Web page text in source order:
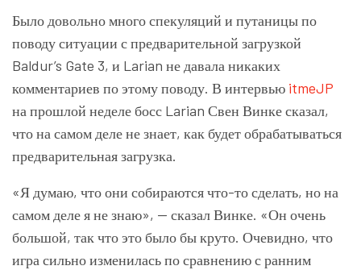
Было довольно много спекуляций и путаницы по
поводу ситуации с предварительной загрузкой
Baldur’s Gate 3, и Larian не давала никаких
комментариев по этому поводу. В интервью itmeJP
на прошлой неделе босс Larian Свен Винке сказал,
что на самом деле не знает, как будет обрабатываться
предварительная загрузка.
«Я думаю, что они собираются что-то сделать, но на
самом деле я не знаю», — сказал Винке. «Он очень
большой, так что это было бы круто. Очевидно, что
игра сильно изменилась по сравнению с ранним